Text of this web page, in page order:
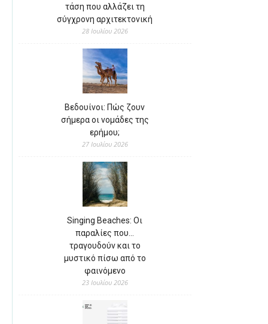
τάση που αλλάζει τη
σύγχρονη αρχιτεκτονική
28 Ιουλίου 2026
Βεδουίνοι: Πώς ζουν
σήμερα οι νομάδες της
ερήμου;
27 Ιουλίου 2026
Singing Beaches: Οι
παραλίες που…
τραγουδούν και το
μυστικό πίσω από το
φαινόμενο
23 Ιουλίου 2026